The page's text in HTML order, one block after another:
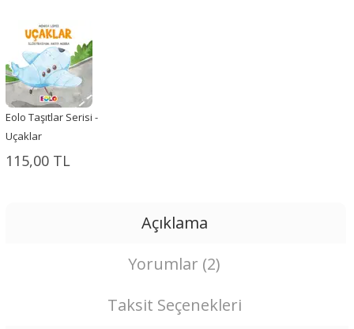
Eolo Taşıtlar Serisi -
Uçaklar
115,00 TL
Açıklama
Yorumlar (2)
Taksit Seçenekleri